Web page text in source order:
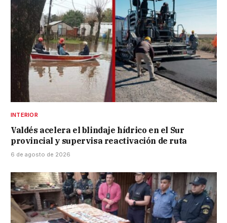
INTERIOR
Valdés acelera el blindaje hídrico en el Sur
provincial y supervisa reactivación de ruta
6 de agosto de 2026